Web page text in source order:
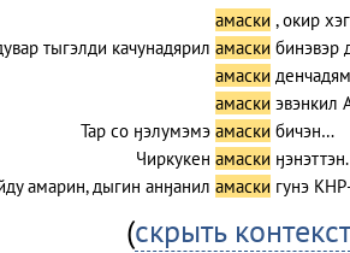
амаски , окир
тыгэлди качунадярил амаски бинэвэр
амаски
амаски эвэнкил
Тар со ӈэлумэмэ амаски бичэн…
Чиркукен амаски ӈэнэттэн.
амарин, дыгин анӈанил амаски гунэ
(скрыть контекст